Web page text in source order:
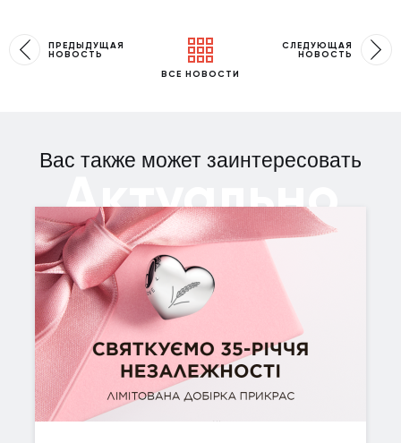
ПРЕДЫДУЩАЯ
НОВОСТЬ
ВСЕ НОВОСТИ
СЛЕДУЮЩАЯ
НОВОСТЬ
Вас также может заинтересовать
Актуально